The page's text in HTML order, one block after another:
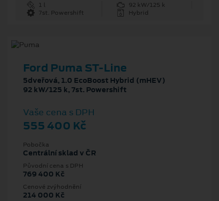
1 l
92 kW/125 k
7st. Powershift
Hybrid
Ford Puma ST-Line
5dveřová, 1.0 EcoBoost Hybrid (mHEV)
92 kW/125 k, 7st. Powershift
Vaše cena s DPH
555 400 Kč
Pobočka
Centrální sklad v ČR
Původní cena s DPH
769 400 Kč
Cenové zvýhodnění
214 000 Kč